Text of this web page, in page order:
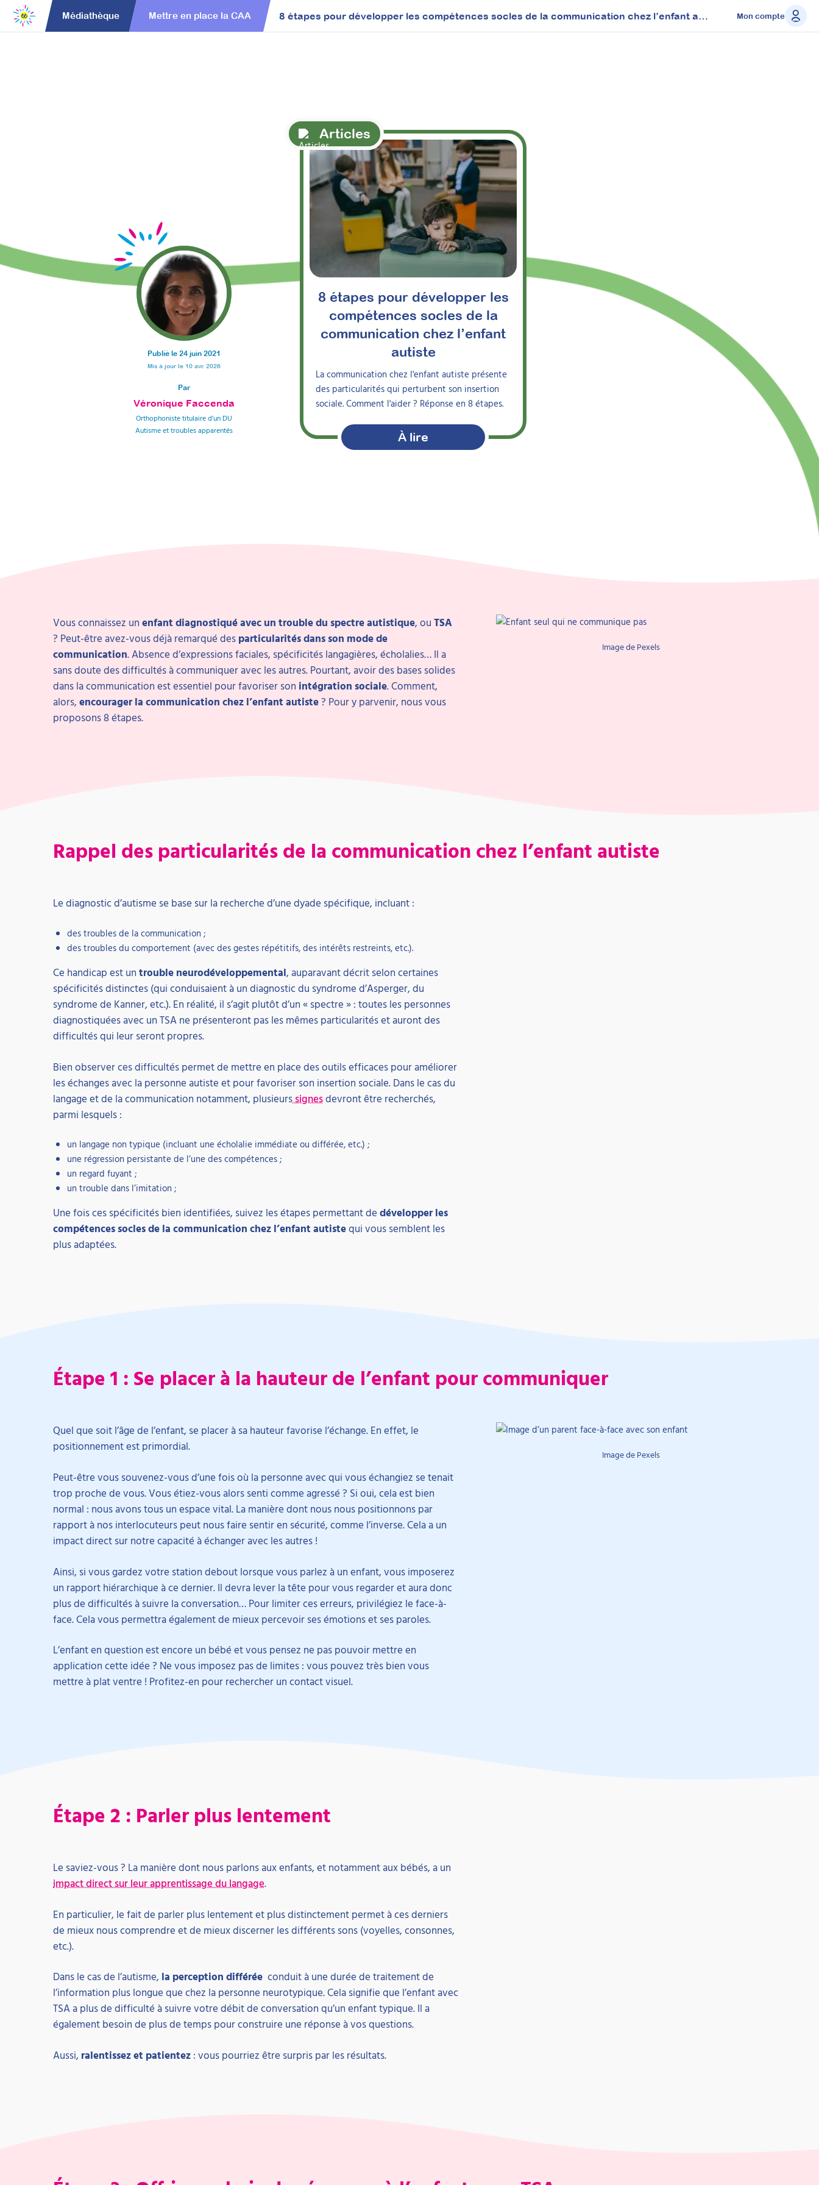
Médiathèque Mettre en place la CAA Mon compte
Articles
8 étapes pour développer les
compétences socles de la
communication chez l’enfant
autiste
La communication chez l'enfant autiste présente
des particularités qui perturbent son insertion
sociale. Comment l'aider ? Réponse en 8 étapes.
À lire
Publié le 24 juin 2021
Mis à jour le 10 avr. 2026
Par
Véronique Faccenda
Orthophoniste titulaire d’un DU
Autisme et troubles apparentés
Vous connaissez un enfant diagnostiqué avec un trouble du spectre autistique, ou TSA
? Peut-être avez-vous déjà remarqué des particularités dans son mode de
communication. Absence d’expressions faciales, spécificités langagières, écholalies… Il a
sans doute des difficultés à communiquer avec les autres. Pourtant, avoir des bases solides
dans la communication est essentiel pour favoriser son intégration sociale. Comment,
alors, encourager la communication chez l’enfant autiste? Pour y parvenir, nous vous
proposons 8 étapes.
Image de Pexels
Rappel des particularités de la communication chez l’enfant autiste
Le diagnostic d’autisme se base sur la recherche d’une dyade spécifique, incluant :
des troubles de la communication ;
des troubles du comportement (avec des gestes répétitifs, des intérêts restreints, etc.).
Ce handicap est un trouble neurodéveloppemental, auparavant décrit selon certaines
spécificités distinctes (qui conduisaient à un diagnostic du syndrome d’Asperger, du
syndrome de Kanner, etc.). En réalité, il s’agit plutôt d’un « spectre » : toutes les personnes
diagnostiquées avec un TSA ne présenteront pas les mêmes particularités et auront des
difficultés qui leur seront propres.
Bien observer ces difficultés permet de mettre en place des outils efficaces pour améliorer
les échanges avec la personne autiste et pour favoriser son insertion sociale. Dans le cas du
langage et de la communication notamment, plusieurs signesdevront être recherchés,
parmi lesquels :
un langage non typique (incluant une écholalie immédiate ou différée, etc.) ;
une régression persistante de l’une des compétences ;
un regard fuyant ;
un trouble dans l’imitation ;
Une fois ces spécificités bien identifiées, suivez les étapes permettant de développer les
compétences socles de la communication chez l’enfant autistequi vous semblent les
plus adaptées.
Étape 1 : Se placer à la hauteur de l’enfant pour communiquer
Quel que soit l’âge de l’enfant, se placer à sa hauteur favorise l’échange. En effet, le
positionnement est primordial.
Peut-être vous souvenez-vous d’une fois où la personne avec qui vous échangiez se tenait
trop proche de vous. Vous étiez-vous alors senti comme agressé ? Si oui, cela est bien
normal : nous avons tous un espace vital. La manière dont nous nous positionnons par
rapport à nos interlocuteurs peut nous faire sentir en sécurité, comme l’inverse. Cela a un
impact direct sur notre capacité à échanger avec les autres !
Ainsi, si vous gardez votre station debout lorsque vous parlez à un enfant, vous imposerez
un rapport hiérarchique à ce dernier. Il devra lever la tête pour vous regarder et aura donc
plus de difficultés à suivre la conversation… Pour limiter ces erreurs, privilégiez le face-à-
face. Cela vous permettra également de mieux percevoir ses émotions et ses paroles.
L’enfant en question est encore un bébé et vous pensez ne pas pouvoir mettre en
application cette idée ? Ne vous imposez pas de limites : vous pouvez très bien vous
mettre à plat ventre ! Profitez-en pour rechercher un contact visuel.
Image de Pexels
Étape 2 : Parler plus lentement
Le saviez-vous ? La manière dont nous parlons aux enfants, et notamment aux bébés, a un
impact direct sur leur apprentissage du langage.
En particulier, le fait de parler plus lentement et plus distinctement permet à ces derniers
de mieux nous comprendre et de mieux discerner les différents sons (voyelles, consonnes,
etc.).
Dans le cas de l’autisme, la perception différée conduit à une durée de traitement de
l’information plus longue que chez la personne neurotypique. Cela signifie que l’enfant avec
TSA a plus de difficulté à suivre votre débit de conversation qu’un enfant typique. Il a
également besoin de plus de temps pour construire une réponse à vos questions.
Aussi, ralentissez et patientez : vous pourriez être surpris par les résultats.